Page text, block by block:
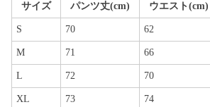
サイズ パンツ丈(cm) ウエスト(cm)
S 70 62
M 71 66
L 72 70
XL 73 74